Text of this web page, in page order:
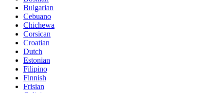
Bulgarian
Cebuano
Chichewa
Corsican
Croatian
Dutch
Estonian
Filipino
Finnish
Frisian